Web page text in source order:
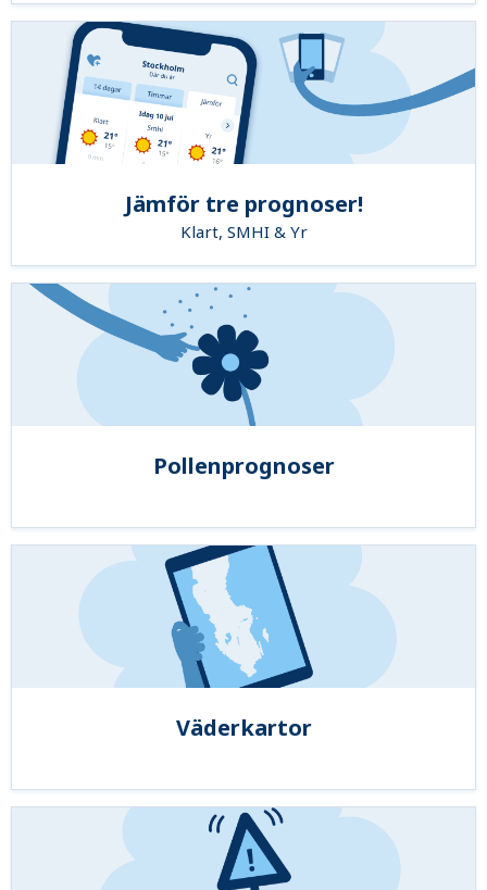
Jämför tre prognoser!
Klart, SMHI & Yr
Pollenprognoser
Väderkartor